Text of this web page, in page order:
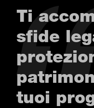
Ti
sfide
tuoi